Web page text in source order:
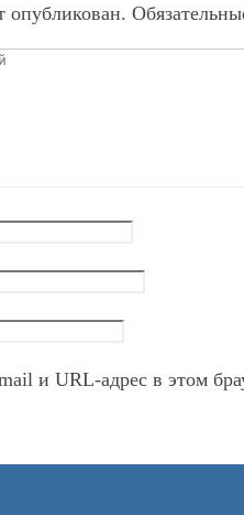
опубликован.
и URL-адрес в этом